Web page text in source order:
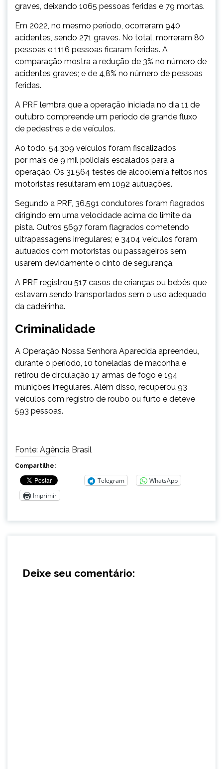
graves, deixando 1065 pessoas feridas e 79 mortas.
Em 2022, no mesmo período, ocorreram 940
acidentes, sendo 271 graves. No total, morreram 80
pessoas e 1116 pessoas ficaram feridas. A
comparação mostra a redução de 3% no número de
acidentes graves; e de 4,8% no número de pessoas
feridas.
A PRF lembra que a operação iniciada no dia 11 de
outubro compreende um período de grande fluxo
de pedestres e de veículos.
Ao todo, 54.309 veículos foram fiscalizados
por mais de 9 mil policiais escalados para a
operação. Os 31.564 testes de alcoolemia feitos nos
motoristas resultaram em 1092 autuações.
Segundo a PRF, 36.591 condutores foram flagrados
dirigindo em uma velocidade acima do limite da
pista. Outros 5697 foram flagrados cometendo
ultrapassagens irregulares; e 3404 veículos foram
autuados com motoristas ou passageiros sem
usarem devidamente o cinto de segurança.
A PRF registrou 517 casos de crianças ou bebês que
estavam sendo transportados sem o uso adequado
da cadeirinha.
Criminalidade
A Operação Nossa Senhora Aparecida apreendeu,
durante o período, 10 toneladas de maconha e
retirou de circulação 17 armas de fogo e 194
munições irregulares. Além disso, recuperou 93
veículos com registro de roubo ou furto e deteve
593 pessoas.
Fonte: Agência Brasil
Compartilhe:
Telegram
WhatsApp
Imprimir
Deixe seu comentário: